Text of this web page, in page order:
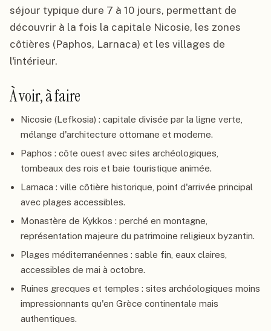
séjour typique dure 7 à 10 jours, permettant de
découvrir à la fois la capitale Nicosie, les zones
côtières (Paphos, Larnaca) et les villages de
l'intérieur.
À voir, à faire
Nicosie (Lefkosia) : capitale divisée par la ligne verte,
mélange d'architecture ottomane et moderne.
Paphos : côte ouest avec sites archéologiques,
tombeaux des rois et baie touristique animée.
Larnaca : ville côtière historique, point d'arrivée principal
avec plages accessibles.
Monastère de Kykkos : perché en montagne,
représentation majeure du patrimoine religieux byzantin.
Plages méditerranéennes : sable fin, eaux claires,
accessibles de mai à octobre.
Ruines grecques et temples : sites archéologiques moins
impressionnants qu'en Grèce continentale mais
authentiques.